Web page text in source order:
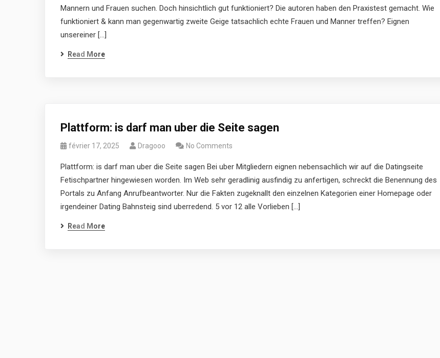
Mannern und Frauen suchen. Doch hinsichtlich gut funktioniert? Die autoren haben den Praxistest gemacht. Wie
funktioniert & kann man gegenwartig zweite Geige tatsachlich echte Frauen und Manner treffen? Eignen
unsereiner […]
Read More
Plattform: is darf man uber die Seite sagen
février 17, 2025 Dragooo No Comments
Plattform: is darf man uber die Seite sagen Bei uber Mitgliedern eignen nebensachlich wir auf die Datingseite
Fetischpartner hingewiesen worden. Im Web sehr geradlinig ausfindig zu anfertigen, schreckt die Benennung des
Portals zu Anfang Anrufbeantworter. Nur die Fakten zugeknallt den einzelnen Kategorien einer Homepage oder
irgendeiner Dating Bahnsteig sind uberredend. 5 vor 12 alle Vorlieben […]
Read More